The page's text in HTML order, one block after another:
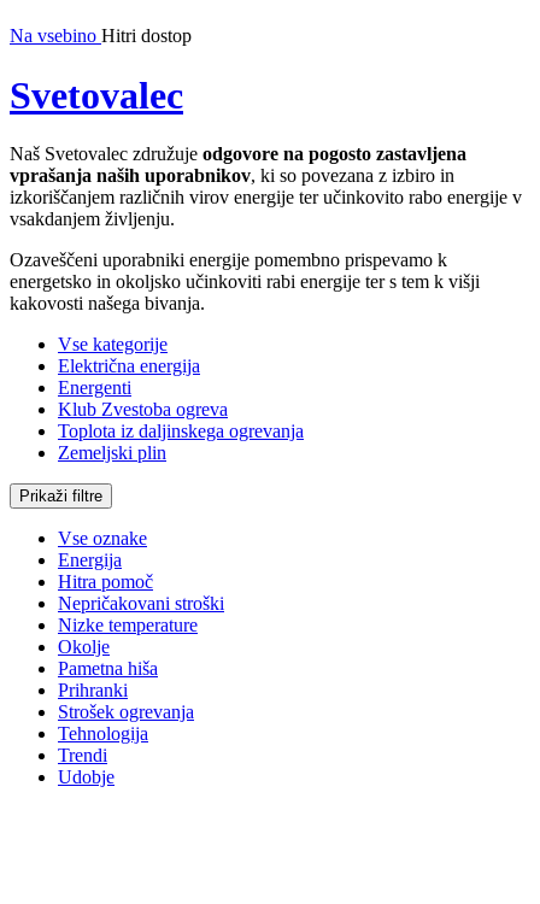
Na vsebino Hitri dostop
Svetovalec
Naš Svetovalec združuje odgovore na pogosto zastavljena
vprašanja naših uporabnikov, ki so povezana z izbiro in
izkoriščanjem različnih virov energije ter učinkovito rabo energije v
vsakdanjem življenju.
Ozaveščeni uporabniki energije pomembno prispevamo k
energetsko in okoljsko učinkoviti rabi energije ter s tem k višji
kakovosti našega bivanja.
Vse kategorije
Električna energija
Energenti
Klub Zvestoba ogreva
Toplota iz daljinskega ogrevanja
Zemeljski plin
Prikaži filtre
Vse oznake
Energija
Hitra pomoč
Nepričakovani stroški
Nizke temperature
Okolje
Pametna hiša
Prihranki
Strošek ogrevanja
Tehnologija
Trendi
Udobje